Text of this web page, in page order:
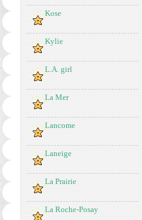
Kose
Kylie
L.A. girl
La Mer
Lancome
Laneige
La Prairie
La Roche-Posay